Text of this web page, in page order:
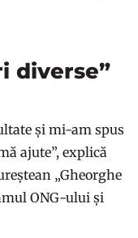
diverse”
și mi-am spus
ajute”, explică
„Gheorghe
ONG-ului și